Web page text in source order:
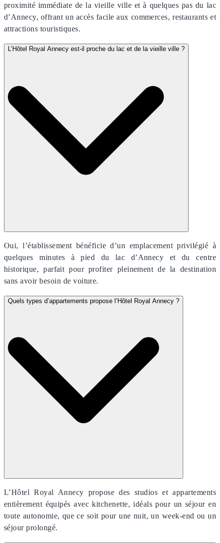
proximité immédiate de la vieille ville et à quelques pas du lac
d’Annecy, offrant un accès facile aux commerces, restaurants et
attractions touristiques.
L’Hôtel Royal Annecy est-il proche du lac et de la vieille ville ?
Oui, l’établissement bénéficie d’un emplacement privilégié à
quelques minutes à pied du lac d’Annecy et du centre
historique, parfait pour profiter pleinement de la destination
sans avoir besoin de voiture.
Quels types d’appartements propose l’Hôtel Royal Annecy ?
L’Hôtel Royal Annecy propose des studios et appartements
entièrement équipés avec kitchenette, idéals pour un séjour en
toute autonomie, que ce soit pour une nuit, un week-end ou un
séjour prolongé.